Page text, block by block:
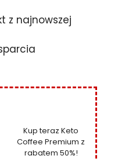
z najnowszej
Kup teraz Keto
Coffee Premium z
rabatem 50%!